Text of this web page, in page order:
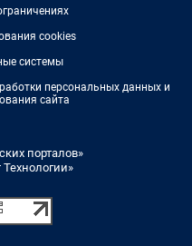
cookies
системы
персональных данных и
сайта
порталов»